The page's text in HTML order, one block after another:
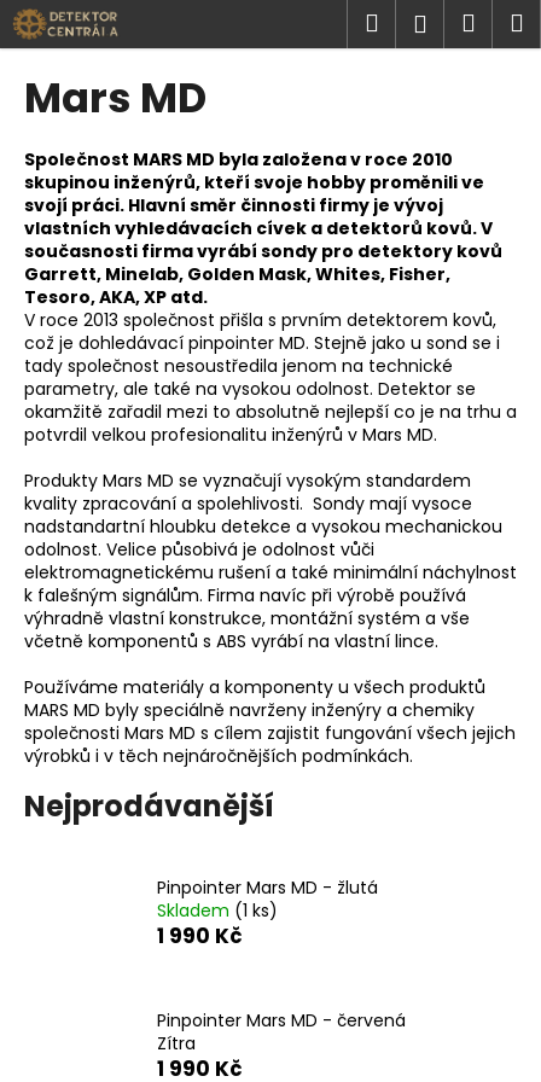
Přejít
na
obsah
Hledat
Mars MD
Společnost MARS MD byla založena v roce 2010
skupinou inženýrů, kteří svoje hobby proměnili ve
svojí práci. Hlavní směr činnosti firmy je vývoj
vlastních vyhledávacích cívek a detektorů kovů. V
současnosti firma vyrábí sondy pro detektory kovů
Garrett, Minelab, Golden Mask, Whites, Fisher,
Tesoro, AKA, XP atd.
V roce 2013 společnost přišla s prvním detektorem kovů,
což je dohledávací pinpointer MD. Stejně jako u sond se i
tady společnost nesoustředila jenom na technické
parametry, ale také na vysokou odolnost. Detektor se
okamžitě zařadil mezi to absolutně nejlepší co je na trhu a
potvrdil velkou profesionalitu inženýrů v Mars MD.
Produkty Mars MD se vyznačují vysokým standardem
kvality zpracování a spolehlivosti. Sondy mají vysoce
nadstandartní hloubku detekce a vysokou mechanickou
odolnost. Velice působivá je odolnost vůči
elektromagnetickému rušení a také minimální náchylnost
k falešným signálům. Firma navíc při výrobě používá
výhradně vlastní konstrukce, montážní systém a vše
včetně komponentů s ABS vyrábí na vlastní lince.
Používáme materiály a komponenty u všech produktů
MARS MD byly speciálně navrženy inženýry a chemiky
společnosti Mars MD s cílem zajistit fungování všech jejich
výrobků i v těch nejnáročnějších podmínkách.
Nejprodávanější
Pinpointer Mars MD - žlutá
Skladem (1 ks)
1 990 Kč
Pinpointer Mars MD - červená
Zítra
1 990 Kč
K
o
o
p
o
t
ř
e
b
u
j
e
t
e
n
a
j
í
?
HLEDAT